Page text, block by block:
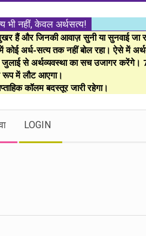
भी नहीं, केवल अर्थसत्य!
हैं और जिनकी आवाज़ सुनी या सुनवाई जा
अर्ध-सत्य तक नहीं बोल रहा। ऐसे में
से अर्थव्यवस्था का सच उजागर करेंगे।
में लौट आएगा।
कॉलम बदस्तूर जारी रहेगा।
LOGIN